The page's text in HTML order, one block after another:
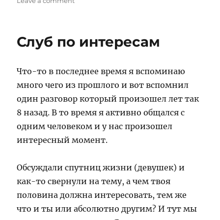
Слуб по интересам
Что-то в последнее время я вспоминаю
много чего из прошлого и вот вспомнил
один разговор который произошел лет так
8 назад. В то время я активно общался с
одним человеком и у нас произошел
интересный момент.
Обсуждали спутниц жизни (девушек) и
как-то свернули на тему, а чем твоя
половина должна интересовать, тем же
что и ты или абсолютно другим? И тут мы